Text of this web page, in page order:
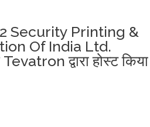
Security Printing &
Of India Ltd.
द्वारा होस्ट किया